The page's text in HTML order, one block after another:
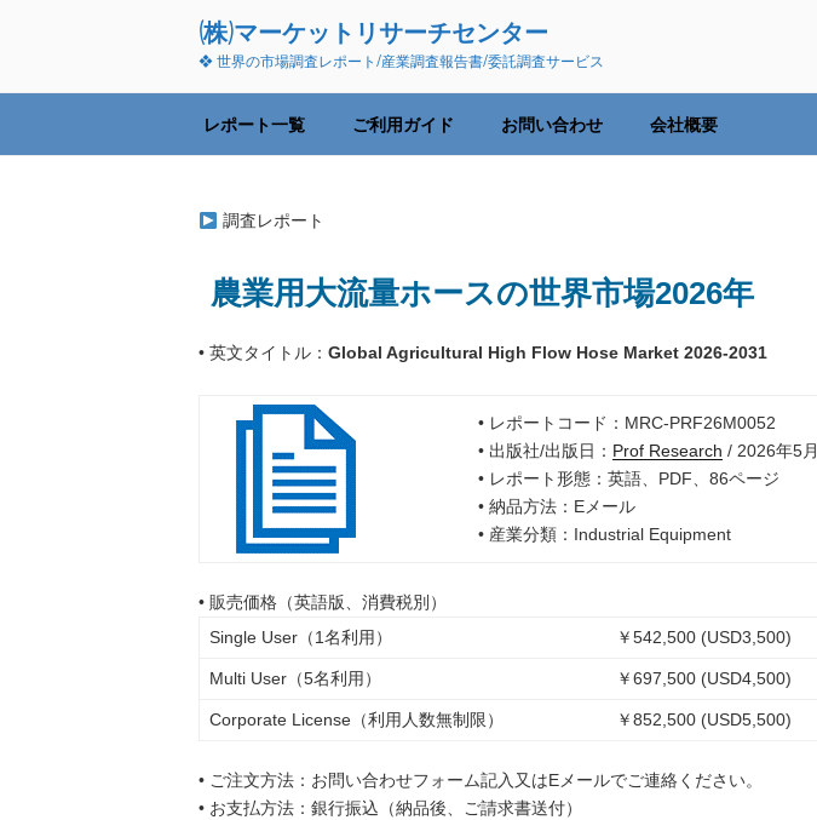
ン
へ
(株)マーケットリサーチセンター
❖ 世界の市場調査レポート/産業調査報告書/委託調査サービス
レポート一覧 ご利用ガイド お問い合わせ 会社概要
調査レポート
農業用大流量ホースの世界市場2026年
• 英文タイトル： Global Agricultural High Flow Hose Market 2026-2031
• レポートコード：MRC-PRF26M0052
• 出版社/出版日： Prof Research / 2026年5月
• レポート形態：英語、PDF、86ページ
• 納品方法：Eメール
• 産業分類：Industrial Equipment
• 販売価格（英語版、消費税別）
Single User（1名利用）
￥542,500 (USD3,500)
Multi User（5名利用） ￥697,500 (USD4,500)
Corporate License（利用人数無制限） ￥852,500 (USD5,500)
• ご注文方法：お問い合わせフォーム記入又はEメールでご連絡ください。
• お支払方法：銀行振込（納品後、ご請求書送付）